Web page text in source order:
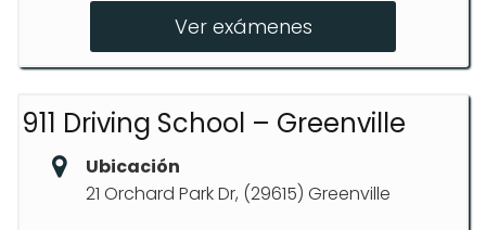
Prueba de Manejo en Carretera
Ver exámenes
911 Driving School – Greenville
Ubicación
21 Orchard Park Dr, (29615) Greenville